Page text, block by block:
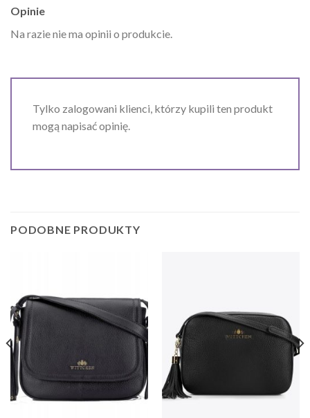
Opinie
Na razie nie ma opinii o produkcie.
Tylko zalogowani klienci, którzy kupili ten produkt
mogą napisać opinię.
PODOBNE PRODUKTY